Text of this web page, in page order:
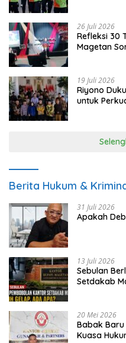
26 Juli 2026
Refleksi 30
Magetan
19 Juli 2026
Riyono
untuk
Berita Hukum &
31 Juli 2026
Apakah
13 Juli 2026
Sebulan
Setdakab
20 Mei 2026
Babak Baru
Kuasa